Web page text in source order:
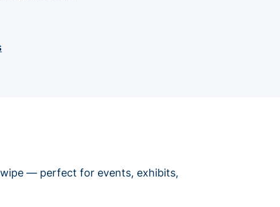
— perfect for events, exhibits,